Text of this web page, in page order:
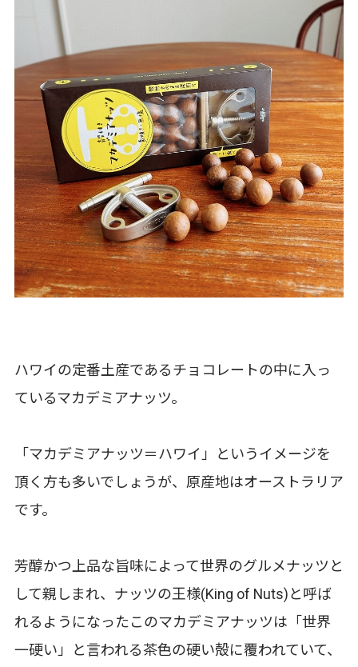
ハワイの定番土産であるチョコレートの中に入っ
ているマカデミアナッツ。
「マカデミアナッツ＝ハワイ」というイメージを
頂く方も多いでしょうが、原産地はオーストラリア
です。
芳醇かつ上品な旨味によって世界のグルメナッツと
して親しまれ、ナッツの王様(King of Nuts)と呼ば
れるようになったこのマカデミアナッツは「世界
一硬い」と言われる茶色の硬い殻に覆われていて、